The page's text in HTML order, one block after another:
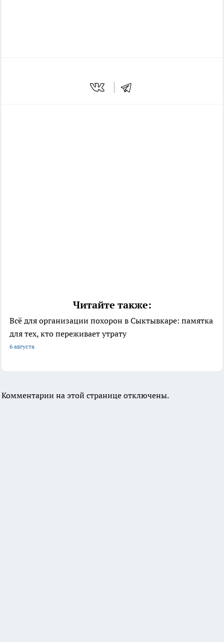
Читайте также:
Всё для организации похорон в Сыктывкаре: памятка
для тех, кто переживает утрату
6 августа
Комментарии на этой странице отключены.